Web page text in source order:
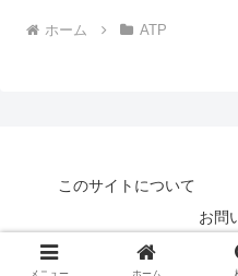
ホーム ATP
このサイトについて
お問
© 2018-
メニュー ホーム